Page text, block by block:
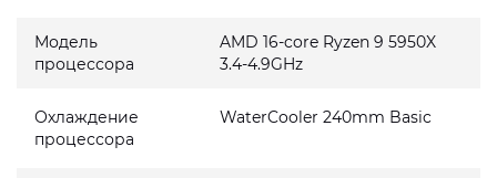
Модель
процессора
AMD 16-core Ryzen 9 5950X
3.4-4.9GHz
Охлаждение
процессора
WaterCooler 240mm Basic